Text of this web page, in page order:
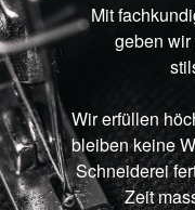
Mit
geben
Wir erfüllen
bleiben keine
Schneiderei
Zeit